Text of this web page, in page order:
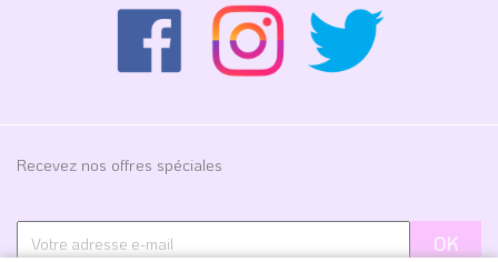
Recevez nos offres spéciales